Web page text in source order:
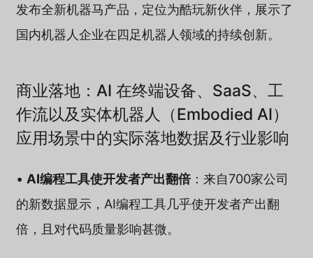
发布全新机器马产品，定位为酷玩新伙伴，展示了
国内机器人企业在四足机器人领域的持续创新。
商业落地：AI 在终端设备、SaaS、工
作流以及实体机器人（Embodied AI）
应用场景中的实际落地数据及行业影响
• AI编程工具使开发者产出翻倍：来自700家公司
的新数据显示，AI编程工具几乎使开发者产出翻
倍，且对代码质量影响甚微。